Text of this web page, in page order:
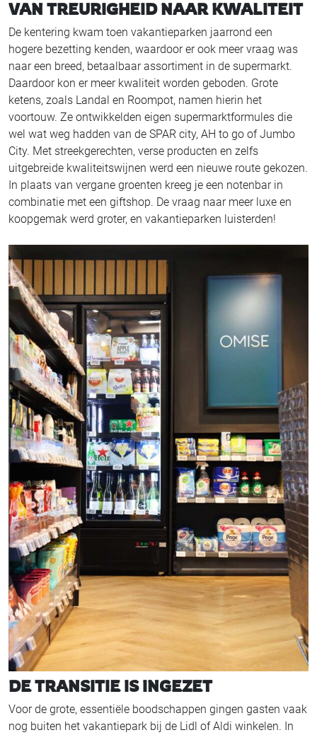
VAN TREURIGHEID NAAR KWALITEIT
De kentering kwam toen vakantieparken jaarrond een
hogere bezetting kenden, waardoor er ook meer vraag was
naar een breed, betaalbaar assortiment in de supermarkt.
Daardoor kon er meer kwaliteit worden geboden. Grote
ketens, zoals Landal en Roompot, namen hierin het
voortouw. Ze ontwikkelden eigen supermarktformules die
wel wat weg hadden van de SPAR city, AH to go of Jumbo
City. Met streekgerechten, verse producten en zelfs
uitgebreide kwaliteitswijnen werd een nieuwe route gekozen.
In plaats van vergane groenten kreeg je een notenbar in
combinatie met een giftshop. De vraag naar meer luxe en
koopgemak werd groter, en vakantieparken luisterden!
DE TRANSITIE IS INGEZET
Voor de grote, essentiële boodschappen gingen gasten vaak
nog buiten het vakantiepark bij de Lidl of Aldi winkelen. In